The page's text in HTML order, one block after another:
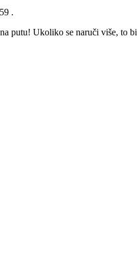
.
putu! Ukoliko se naruči više, to